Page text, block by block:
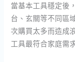
當基本工具穩定後
台、玄關等不同區
次購買太多而造成
工具最符合家庭需